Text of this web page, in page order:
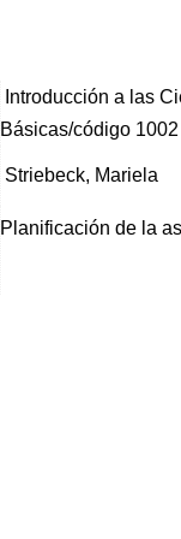
Introducción a las
Básicas/código 1002
Striebeck, Mariela
Planificación de la